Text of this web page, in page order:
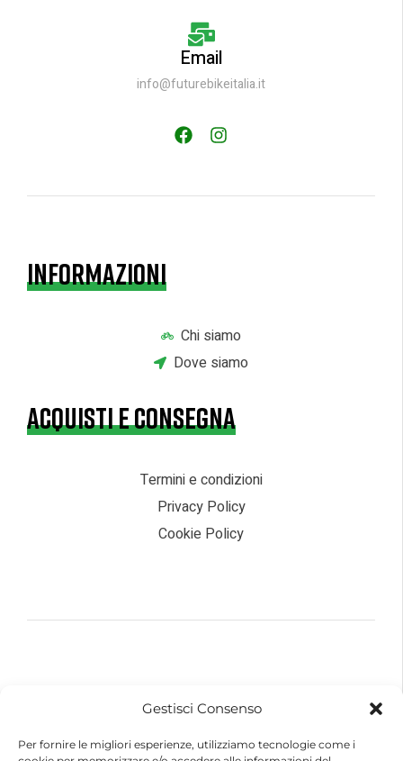
Gestisci Consenso
Per fornire le migliori esperienze, utilizziamo tecnologie come i
Email
info@futurebikeitalia.it
INFORMAZIONI
Chi siamo
Dove siamo
ACQUISTI E CONSEGNA
Termini e condizioni
Privacy Policy
Cookie Policy
Sede Legale: Via Argine Polcevera, 16D Scala A
CAP 16161 Genova (GE)